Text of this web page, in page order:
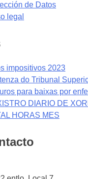
de Datos
legal
impositivos 2023
do Tribunal
para baixas por
DIARIO DE
HORAS MES